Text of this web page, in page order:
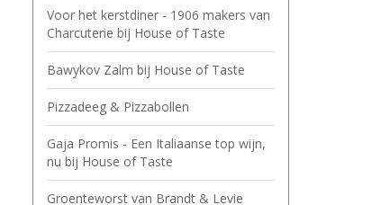
Voor het kerstdiner - 1906 makers van
Charcuterie bij House of Taste
Bawykov Zalm bij House of Taste
Pizzadeeg & Pizzabollen
Gaja Promis - Een Italiaanse top wijn,
nu bij House of Taste
Groenteworst van Brandt & Levie